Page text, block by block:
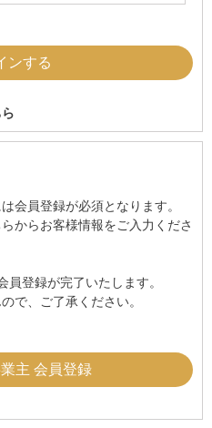
会員登録が必須となります。
からお客様情報をご入力くださ
登録が完了いたします。
で、ご了承ください。